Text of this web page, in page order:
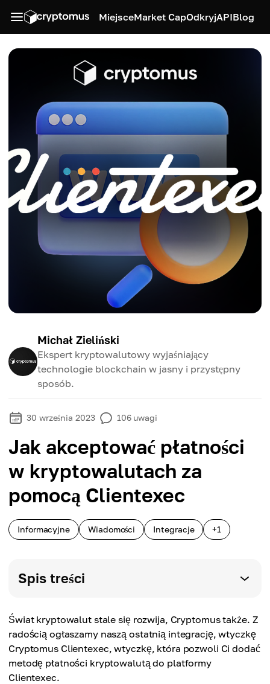
MiejsceMarket CapOdkryjAPIBlog
Michał Zieliński
Ekspert kryptowalutowy wyjaśniający
technologie blockchain w jasny i przystępny
sposób.
30 września 2023 106 uwagi
Jak akceptować płatności
w kryptowalutach za
pomocą Clientexec
Informacyjne Wiadomości Integracje +1
Spis treści
Świat kryptowalut stale się rozwija, Cryptomus także. Z
radością ogłaszamy naszą ostatnią integrację, wtyczkę
Cryptomus Clientexec, wtyczkę, która pozwoli Ci dodać
metodę płatności kryptowalutą do platformy
Clientexec.